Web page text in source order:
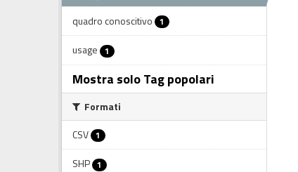
quadro conoscitivo 1
usage 1
Mostra solo Tag popolari
Formati
CSV 1
SHP 1